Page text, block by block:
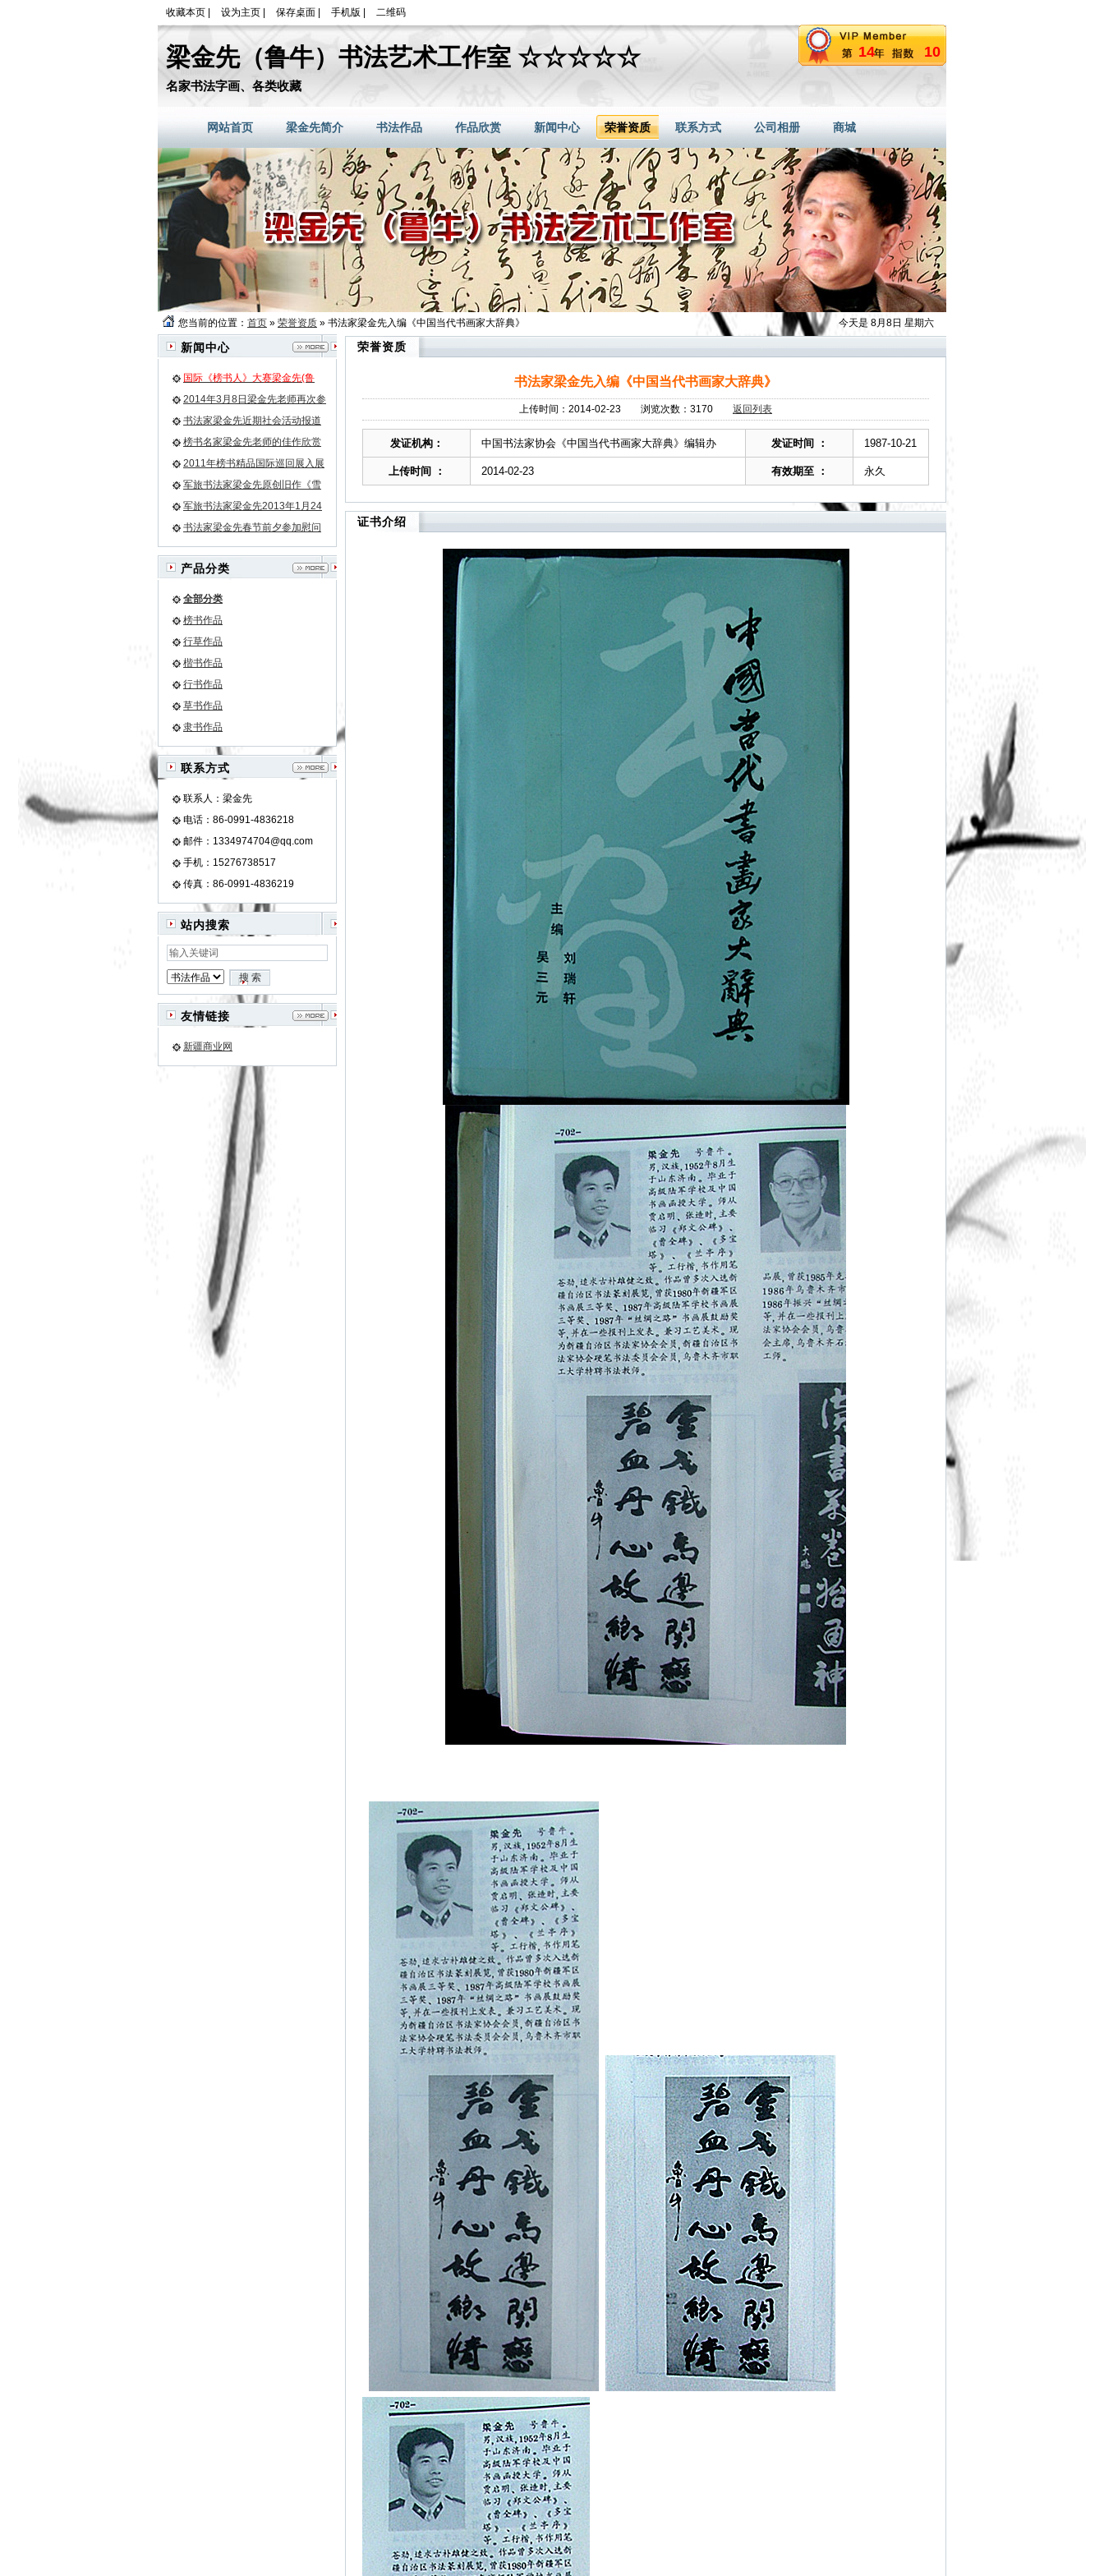
收藏本页 设为主页 保存桌面 手机版 二维码
14 10
梁金先（鲁牛）书法艺术工作室 ☆☆☆☆☆
名家书法字画、各类收藏
网站首页 梁金先简介 书法作品 作品欣赏 新闻中心 荣誉资质 联系方式 公司相册 商城
今天是 8月8日 星期六
您当前的位置： 首页 » 荣誉资质 » 书法家梁金先入编《中国当代书画家大辞典》
新闻中心
国际《榜书人》大赛梁金先(鲁
牛）老师荣膺榜书第一名小字第
二名
2014年3月8日梁金先老师再次参
加残联畅想艺术团活动
书法家梁金先近期社会活动报道
榜书名家梁金先老师的佳作欣赏
之《龙》等
2011年榜书精品国际巡回展入展
名单
军旅书法家梁金先原创旧作《雪
花》
军旅书法家梁金先2013年1月24
日再次为驻军某团挥豪泼墨
书法家梁金先春节前夕参加慰问
驻军部队官兵的活动
产品分类
全部分类
榜书作品
行草作品
楷书作品
行书作品
草书作品
隶书作品
联系方式
联系人：梁金先
电话：86-0991-4836218
邮件：1334974704@qq.com
手机：15276738517
传真：86-0991-4836219
站内搜索
友情链接
新疆商业网
荣誉资质
书法家梁金先入编《中国当代书画家大辞典》
上传时间：2014-02-23 浏览次数：3170 返回列表
发证机构： 中国书法家协会《中国当代书画家大辞典》编辑办 发证时间 ： 1987-10-21
上传时间 ： 2014-02-23 有效期至 ： 永久
证书介绍